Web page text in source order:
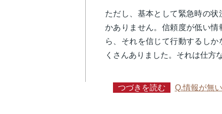
ただし、基本として緊急時の
かありません。信頼度が低い
ら、それを信じて行動するし
くさんありました。それは仕方
つづきを読む Q.情報が無